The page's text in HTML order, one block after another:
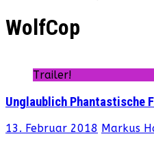
WolfCop
Trailer!
Unglaublich Phantastische
13. Februar 2018 Markus